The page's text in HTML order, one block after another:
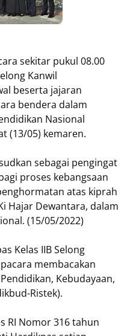
sekitar pukul 08.00
Kanwil
beserta jajaran
bendera dalam
Nasional
(13/05) kemaren.
sebagai pengingat
proses kebangsaan
atas kiprah
Hajar Dewantara, dalam
(15/05/2022)
Kelas IIB Selong
membacakan
Kebudayaan,
Ristek).
RI Nomor 316 tahun